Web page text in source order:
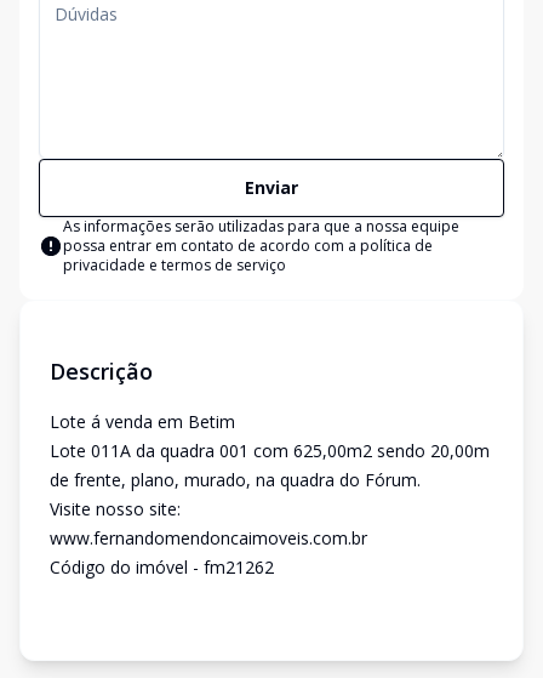
Enviar
As informações serão utilizadas para que a nossa equipe
possa entrar em contato de acordo com a política de
privacidade e termos de serviço
Descrição
Lote á venda em Betim
Lote 011A da quadra 001 com 625,00m2 sendo 20,00m
de frente, plano, murado, na quadra do Fórum.
Visite nosso site:
www.fernandomendoncaimoveis.com.br
Código do imóvel - fm21262